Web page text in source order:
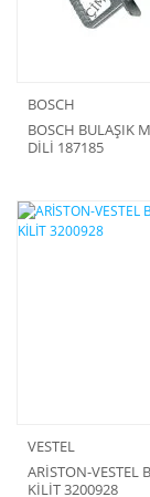
BOSCH
BOSCH BULAŞIK
DİLİ 187185
VESTEL
ARİSTON-VESTEL
KİLİT 3200928